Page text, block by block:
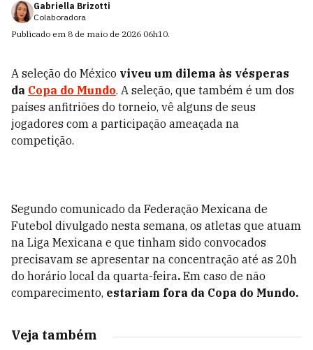
Gabriella Brizotti
Colaboradora
Publicado em 8 de maio de 2026 06h10.
A seleção do México viveu um dilema às vésperas
da Copa do Mundo. A seleção, que também é um dos
países anfitriões do torneio, vê alguns de seus
jogadores com a participação ameaçada na
competição.
Segundo comunicado da Federação Mexicana de
Futebol divulgado nesta semana, os atletas que atuam
na Liga Mexicana e que tinham sido convocados
precisavam se apresentar na concentração até as 20h
do horário local da quarta-feira. Em caso de não
comparecimento, estariam fora da Copa do Mundo.
Veja também